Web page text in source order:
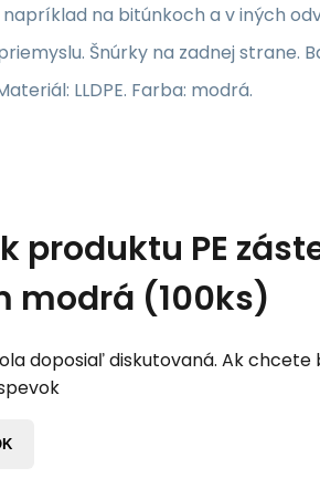
napríklad na bitúnkoch a v iných
Šnúrky na zadnej strane.
LLDPE. Farba: modrá.
produktu PE
modrá (100ks)
doposiaľ diskutovaná. Ak chcete